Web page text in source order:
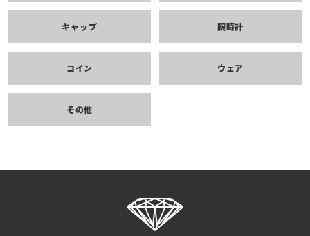
キャップ 腕時計
コイン ウェア
その他